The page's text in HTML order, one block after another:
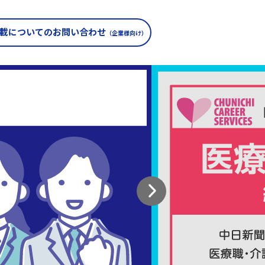
についてのお問い合わせ （企業様向け）